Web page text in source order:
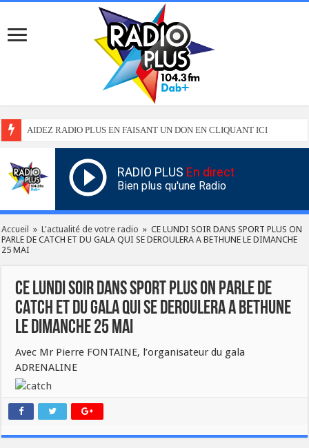
AIDEZ RADIO PLUS EN FAISANT UN DON EN CLIQUANT ICI
RADIO PLUS En direct
Bien plus qu'une Radio
Accueil » L'actualité de votre radio » CE LUNDI SOIR DANS SPORT PLUS ON
PARLE DE CATCH ET DU GALA QUI SE DEROULERA A BETHUNE LE DIMANCHE
25 MAI
CE LUNDI SOIR DANS SPORT PLUS ON PARLE DE
CATCH ET DU GALA QUI SE DEROULERA A BETHUNE
LE DIMANCHE 25 MAI
Avec Mr Pierre FONTAINE, l’organisateur du gala
ADRENALINE